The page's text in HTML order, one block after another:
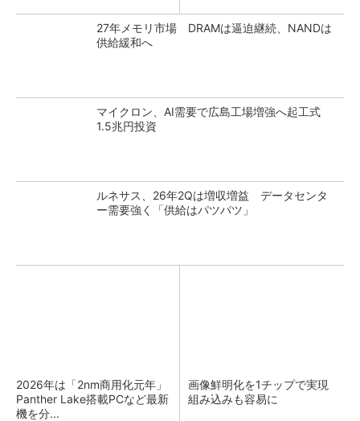
27年メモリ市場 DRAMは逼迫継続、NANDは
供給緩和へ
マイクロン、AI需要で広島工場増強へ起工式
1.5兆円投資
ルネサス、26年2Qは増収増益 データセンタ
ー需要強く「供給はパツパツ」
2026年は「2nm商用化元年」
Panther Lake搭載PCなど最新
機を分...
画像鮮明化を1チップで実現
組み込みも容易に